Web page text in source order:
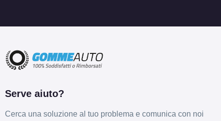
Serve aiuto?
Cerca una soluzione al tuo problema e comunica con noi